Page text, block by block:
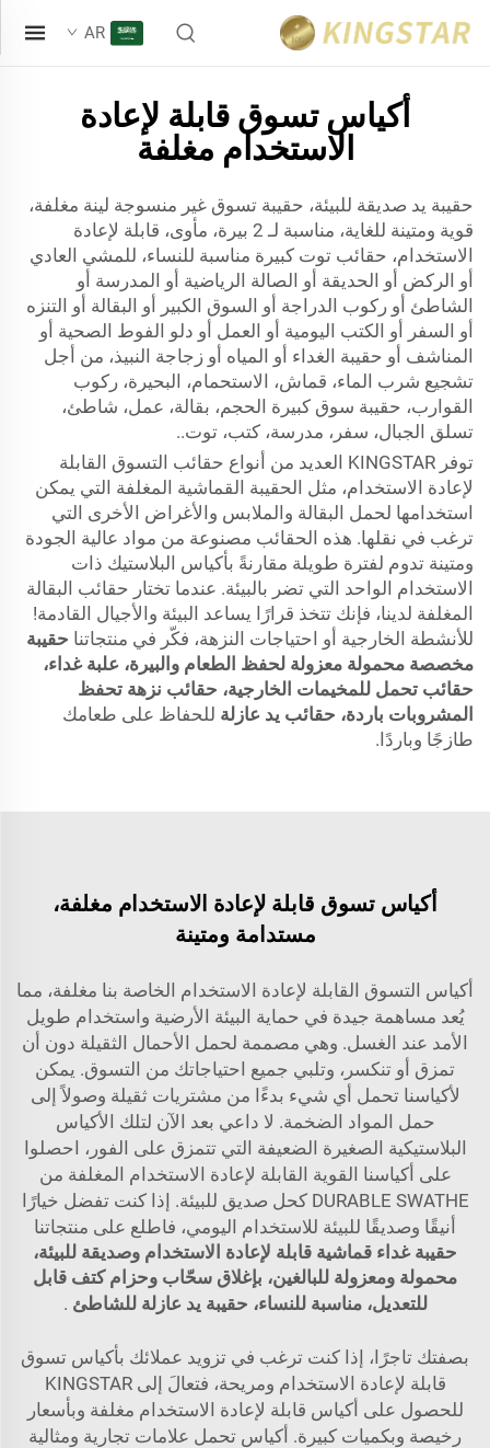
AR
أكياس تسوق قابلة لإعادة
الاستخدام مغلفة
حقيبة يد صديقة للبيئة، حقيبة تسوق غير منسوجة لينة مغلفة،
قوية ومتينة للغاية، مناسبة لـ 2 بيرة، مأوى، قابلة لإعادة
الاستخدام، حقائب توت كبيرة مناسبة للنساء، للمشي العادي
أو الركض أو الحديقة أو الصالة الرياضية أو المدرسة أو
الشاطئ أو ركوب الدراجة أو السوق الكبير أو البقالة أو التنزه
أو السفر أو الكتب اليومية أو العمل أو دلو الفوط الصحية أو
المناشف أو حقيبة الغداء أو المياه أو زجاجة النبيذ، من أجل
تشجيع شرب الماء، قماش، الاستحمام، البحيرة، ركوب
القوارب، حقيبة سوق كبيرة الحجم، بقالة، عمل، شاطئ،
تسلق الجبال، سفر، مدرسة، كتب، توت..
توفر KINGSTAR العديد من أنواع حقائب التسوق القابلة
لإعادة الاستخدام، مثل الحقيبة القماشية المغلفة التي يمكن
استخدامها لحمل البقالة والملابس والأغراض الأخرى التي
ترغب في نقلها. هذه الحقائب مصنوعة من مواد عالية الجودة
ومتينة تدوم لفترة طويلة مقارنةً بأكياس البلاستيك ذات
الاستخدام الواحد التي تضر بالبيئة. عندما تختار حقائب البقالة
المغلفة لدينا، فإنك تتخذ قرارًا يساعد البيئة والأجيال القادمة!
للأنشطة الخارجية أو احتياجات النزهة، فكّر في منتجاتنا حقيبة
مخصصة محمولة معزولة لحفظ الطعام والبيرة، علبة غداء،
حقائب تحمل للمخيمات الخارجية، حقائب نزهة تحفظ
المشروبات باردة، حقائب يد عازلة للحفاظ على طعامك
طازجًا وباردًا.
أكياس تسوق قابلة لإعادة الاستخدام مغلفة،
مستدامة ومتينة
أكياس التسوق القابلة لإعادة الاستخدام الخاصة بنا مغلفة، مما
يُعد مساهمة جيدة في حماية البيئة الأرضية واستخدام طويل
الأمد عند الغسل. وهي مصممة لحمل الأحمال الثقيلة دون أن
تمزق أو تنكسر، وتلبي جميع احتياجاتك من التسوق. يمكن
لأكياسنا تحمل أي شيء بدءًا من مشتريات ثقيلة وصولاً إلى
حمل المواد الضخمة. لا داعي بعد الآن لتلك الأكياس
البلاستيكية الصغيرة الضعيفة التي تتمزق على الفور، احصلوا
على أكياسنا القوية القابلة لإعادة الاستخدام المغلفة من
DURABLE SWATHE كحل صديق للبيئة. إذا كنت تفضل خيارًا
أنيقًا وصديقًا للبيئة للاستخدام اليومي، فاطلع على منتجاتنا
حقيبة غداء قماشية قابلة لإعادة الاستخدام وصديقة للبيئة،
محمولة ومعزولة للبالغين، بإغلاق سحّاب وحزام كتف قابل
للتعديل، مناسبة للنساء، حقيبة يد عازلة للشاطئ .
بصفتك تاجرًا، إذا كنت ترغب في تزويد عملائك بأكياس تسوق
قابلة لإعادة الاستخدام ومريحة، فتعالَ إلى KINGSTAR
للحصول على أكياس قابلة لإعادة الاستخدام مغلفة وبأسعار
رخيصة وبكميات كبيرة. أكياس تحمل علامات تجارية ومثالية